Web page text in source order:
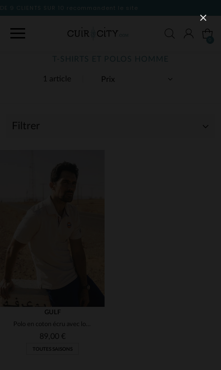
le site
1 article
T-SHIRTS ET POLOS HOMME
Filtrer
GULF
Polo en coton écru avec logo coeur
89,00 €
TOUTES SAISONS